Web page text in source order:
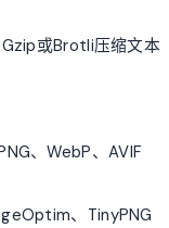
Gzip或Brotli压缩文本
、WebP、AVIF
、TinyPNG